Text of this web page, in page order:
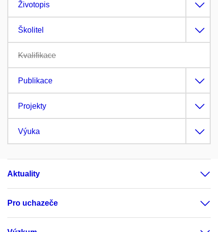
Životopis
Školitel
Kvalifikace
Publikace
Projekty
Výuka
Aktuality
Pro uchazeče